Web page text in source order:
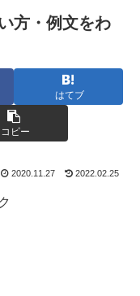
方・例文をわ
はてブ
コピー
2020.11.27 2022.02.25